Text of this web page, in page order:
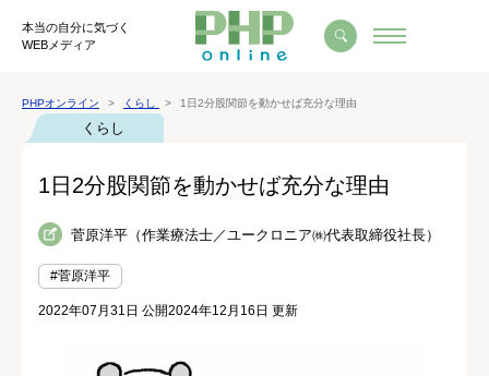
本当の自分に気づく
WEBメディア
PHPオンライン くらし 1日2分股関節を動かせば充分な理由
くらし
1日2分股関節を動かせば充分な理由
菅原洋平（作業療法士／ユークロニア㈱代表取締役社長）
#菅原洋平
2022年07月31日 公開2024年12月16日 更新